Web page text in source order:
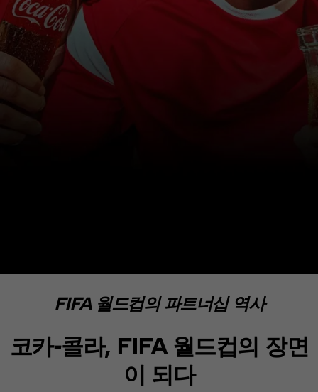
FIFA 월드컵의 파트너십 역사
코카-콜라, FIFA 월드컵의 장면
이 되다